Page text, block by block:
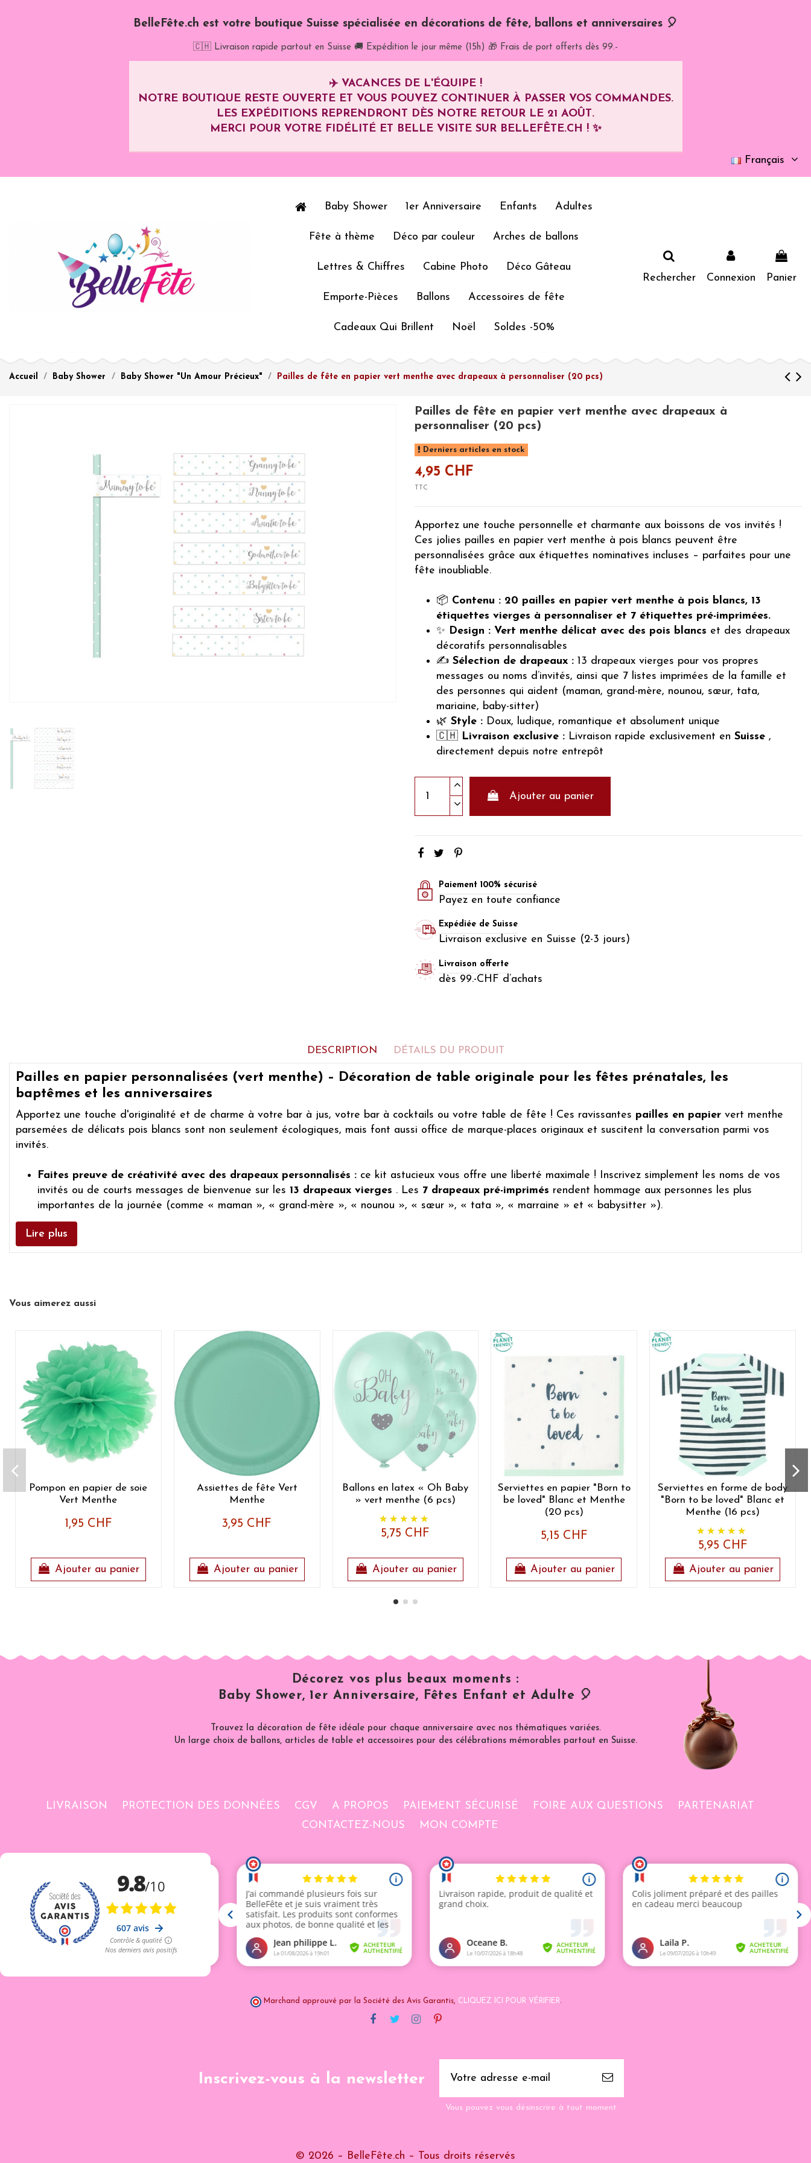
BelleFête.ch est votre boutique Suisse spécialisée en décorations de fête, ballons et anniversaires 🎈
🇨🇭 Livraison rapide partout en Suisse 🚚 Expédition le jour même (15h) 🎁 Frais de port offerts dès 99.-
✈️ VACANCES DE L'ÉQUIPE !
NOTRE BOUTIQUE RESTE OUVERTE ET VOUS POUVEZ CONTINUER À PASSER VOS COMMANDES.
LES EXPÉDITIONS REPRENDRONT DÈS NOTRE RETOUR LE 21 AOÛT.
MERCI POUR VOTRE FIDÉLITÉ ET BELLE VISITE SUR BELLEFÊTE.CH ! ✨
Français
Baby Shower 1er Anniversaire Enfants Adultes
Fête à thème Déco par couleur Arches de ballons
Lettres & Chiffres Cabine Photo Déco Gâteau
Emporte-Pièces Ballons Accessoires de fête
Cadeaux Qui Brillent Noël Soldes -50%
Rechercher Connexion Panier
Accueil Baby Shower Baby Shower "Un Amour Précieux" Pailles de fête en papier vert menthe avec drapeaux à personnaliser (20 pcs)
Pailles de fête en papier vert menthe avec drapeaux à
personnaliser (20 pcs)
Derniers articles en stock
4,95 CHF
TTC
Apportez une touche personnelle et charmante aux boissons de vos invités !
Ces jolies pailles en papier vert menthe à pois blancs peuvent être
personnalisées grâce aux étiquettes nominatives incluses – parfaites pour une
fête inoubliable.
📦 Contenu : 20 pailles en papier vert menthe à pois blancs, 13
étiquettes vierges à personnaliser et 7 étiquettes pré-imprimées.
✨ Design : Vert menthe délicat avec des pois blancs et des drapeaux
décoratifs personnalisables
✍️ Sélection de drapeaux : 13 drapeaux vierges pour vos propres
messages ou noms d’invités, ainsi que 7 listes imprimées de la famille et
des personnes qui aident (maman, grand-mère, nounou, sœur, tata,
mariaine, baby-sitter)
🌿 Style : Doux, ludique, romantique et absolument unique
🇨🇭 Livraison exclusive : Livraison rapide exclusivement en Suisse ,
directement depuis notre entrepôt
Ajouter au panier
Paiement 100% sécurisé
Payez en toute confiance
Expédiée de Suisse
Livraison exclusive en Suisse (2-3 jours)
Livraison offerte
dès 99.-CHF d’achats
DESCRIPTION DÉTAILS DU PRODUIT
Pailles en papier personnalisées (vert menthe) – Décoration de table originale pour les fêtes prénatales, les
baptêmes et les anniversaires
Apportez une touche d'originalité et de charme à votre bar à jus, votre bar à cocktails ou votre table de fête ! Ces ravissantes pailles en papier vert menthe
parsemées de délicats pois blancs sont non seulement écologiques, mais font aussi office de marque-places originaux et suscitent la conversation parmi vos
invités.
Faites preuve de créativité avec des drapeaux personnalisés : ce kit astucieux vous offre une liberté maximale ! Inscrivez simplement les noms de vos
invités ou de courts messages de bienvenue sur les 13 drapeaux vierges . Les 7 drapeaux pré-imprimés rendent hommage aux personnes les plus
importantes de la journée (comme « maman », « grand-mère », « nounou », « sœur », « tata », « marraine » et « babysitter »).
Parfaites pour les premières grandes étapes :
de bienvenue festive pour le
Uneharmonie parfaite :créez une célébration en toute simplicité ! Ces pailles s’accordent à merveille avec nos articles « Oh Baby » et notre élégante
Lire plus
Vous aimerez aussi
Pompon en papier de soie
Vert Menthe
1,95 CHF
Ajouter au panier
Assiettes de fête Vert
Menthe
3,95 CHF
Ajouter au panier
Ballons en latex « Oh Baby
» vert menthe (6 pcs)
5,75 CHF
Ajouter au panier
Serviettes en papier "Born to
be loved" Blanc et Menthe
(20 pcs)
5,15 CHF
Ajouter au panier
Serviettes en forme de body
"Born to be loved" Blanc et
Menthe (16 pcs)
5,95 CHF
Ajouter au panier
Décorez vos plus beaux moments :
Baby Shower, 1er Anniversaire, Fêtes Enfant et Adulte 🎈
Trouvez la décoration de fête idéale pour chaque anniversaire avec nos thématiques variées.
Un large choix de ballons, articles de table et accessoires pour des célébrations mémorables partout en Suisse.
LIVRAISON PROTECTION DES DONNÉES CGV A PROPOS PAIEMENT SÉCURISÉ FOIRE AUX QUESTIONS
PARTENARIAT
CONTACTEZ-NOUS
MON COMPTE
Marchand approuvé par la Société des Avis Garantis, CLIQUEZ ICI POUR VÉRIFIER.
Inscrivez-vous à la newsletter
Vous pouvez vous désinscrire à tout moment.
© 2026 – BelleFête.ch – Tous droits réservés